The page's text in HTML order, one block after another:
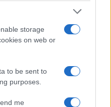
storage
on web or
to be sent to
purposes.
me
zaś reakcja na
, dzięki czemu
moc podczas
jednak na rzecz
Skoda Octavia Scout
jak i na szutrach